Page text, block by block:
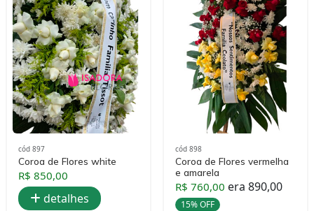
cód 897
Coroa de Flores white
R$ 850,00
detalhes
cód 898
Coroa de Flores vermelha
e amarela
R$ 760,00 era 890,00
15% OFF